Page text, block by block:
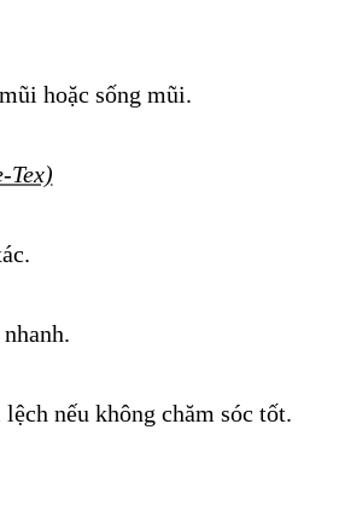
hoặc sống mũi.
Tex)
nếu không chăm sóc tốt.